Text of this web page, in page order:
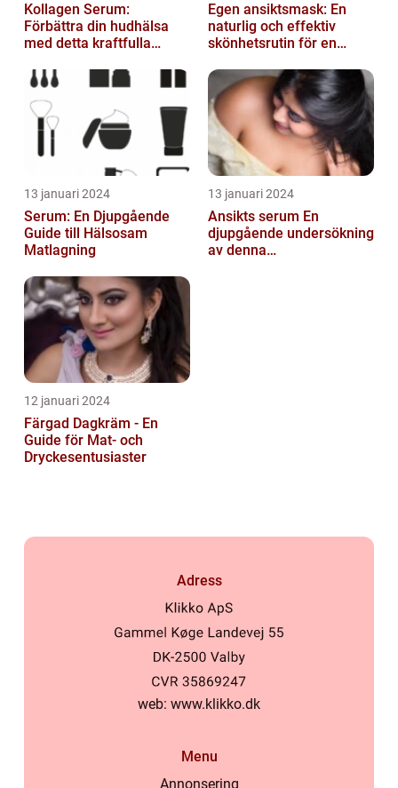
Kollagen Serum:
Förbättra din hudhälsa
med detta kraftfulla
Egen ansiktsmask: En
naturlig och effektiv
skönhetsrutin för en
13 januari 2024
Serum: En Djupgående
Guide till Hälsosam
Matlagning
13 januari 2024
Ansikts serum En
djupgående undersökning
av denna
12 januari 2024
Färgad Dagkräm - En
Guide för Mat- och
Dryckesentusiaster
Adress
web: www.klikko.dk
Menu
Annonsering